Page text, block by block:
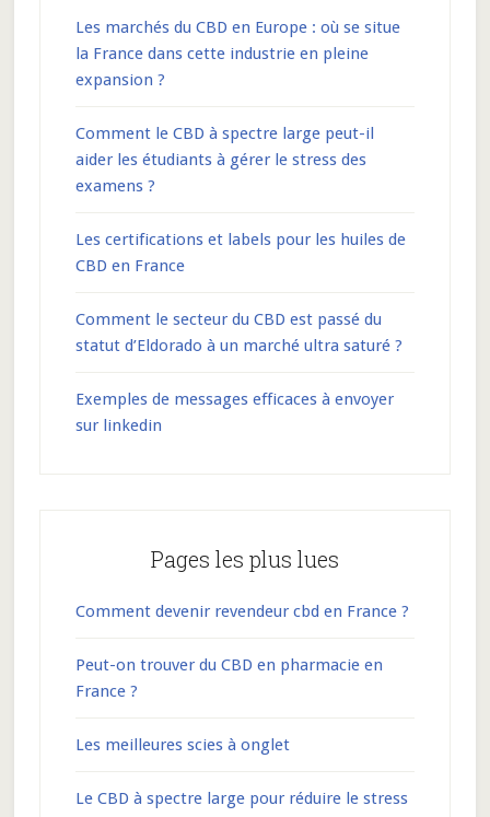
Les marchés du CBD en Europe : où se situe
la France dans cette industrie en pleine
expansion ?
Comment le CBD à spectre large peut-il
aider les étudiants à gérer le stress des
examens ?
Les certifications et labels pour les huiles de
CBD en France
Comment le secteur du CBD est passé du
statut d’Eldorado à un marché ultra saturé ?
Exemples de messages efficaces à envoyer
sur linkedin
Pages les plus lues
Comment devenir revendeur cbd en France ?
Peut-on trouver du CBD en pharmacie en
France ?
Les meilleures scies à onglet
Le CBD à spectre large pour réduire le stress